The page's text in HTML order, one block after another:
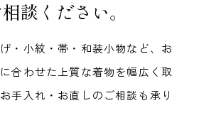
談ください。
・小紋・帯・和装小物など、お
合わせた上質な着物を幅広く取
手入れ・お直しのご相談も承り